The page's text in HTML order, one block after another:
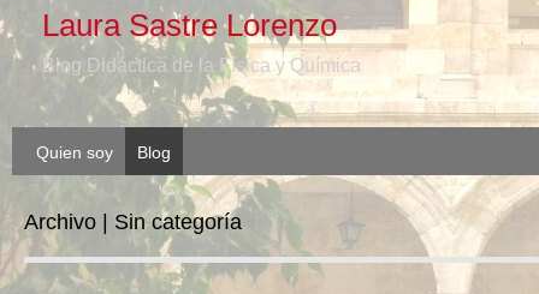
Laura Sastre Lorenzo
Blog Didáctica de la Física y Química
Quien soy Blog
Archivo | Sin categoría